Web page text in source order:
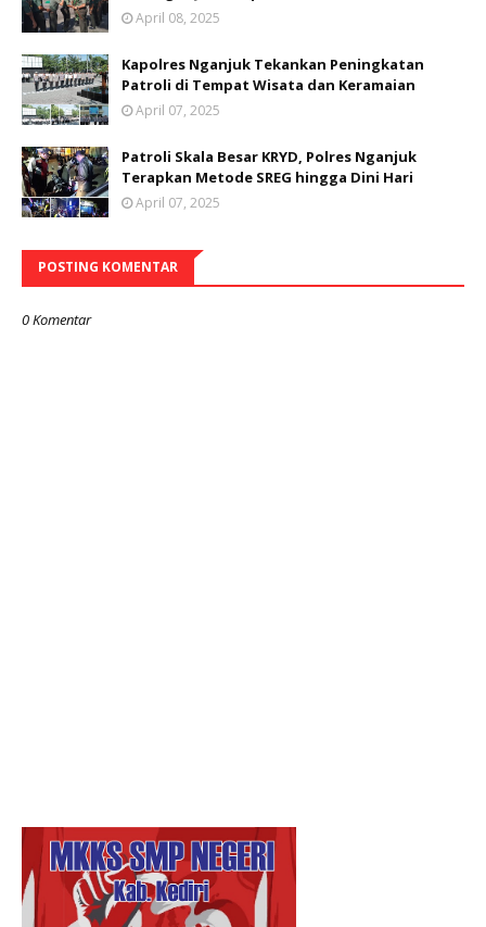
April 08, 2025
Kapolres Nganjuk Tekankan Peningkatan
Patroli di Tempat Wisata dan Keramaian
April 07, 2025
Patroli Skala Besar KRYD, Polres Nganjuk
Terapkan Metode SREG hingga Dini Hari
April 07, 2025
POSTING KOMENTAR
0 Komentar